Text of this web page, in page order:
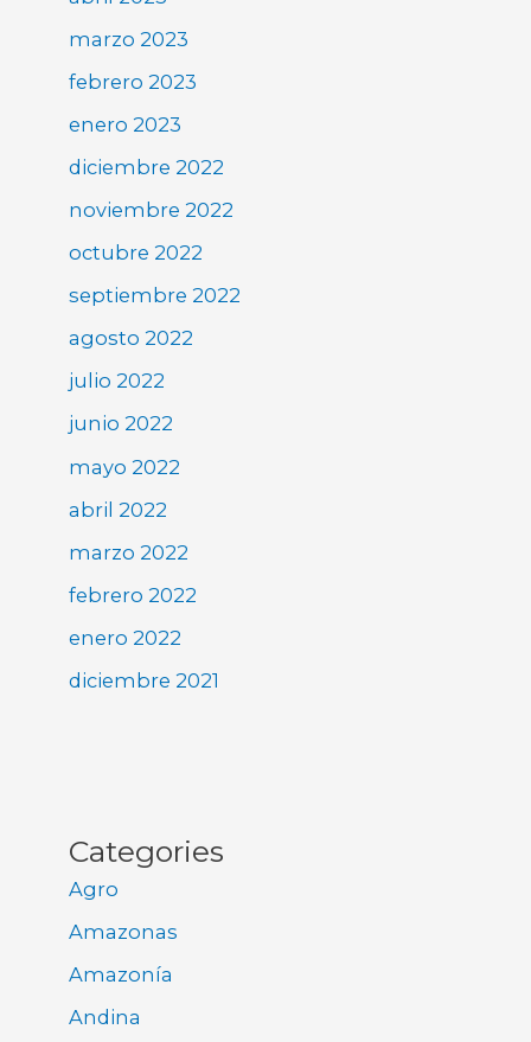
marzo 2023
febrero 2023
enero 2023
diciembre 2022
noviembre 2022
octubre 2022
septiembre 2022
agosto 2022
julio 2022
junio 2022
mayo 2022
abril 2022
marzo 2022
febrero 2022
enero 2022
diciembre 2021
Categories
Agro
Amazonas
Amazonía
Andina